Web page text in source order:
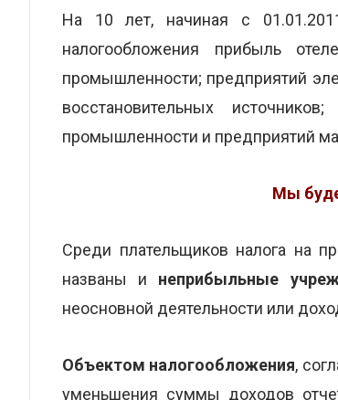
На 10 лет, начиная с
налогообложения прибыль
промышленности; предприятий
восстановительных
промышленности и предприятий
Мы
Среди плательщиков налога на
названы и неприбыльные
неосновной деятельности или
Объектом налогообложения,
уменьшения суммы доходов